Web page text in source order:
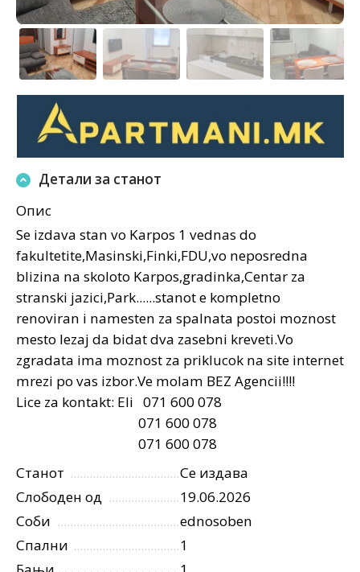
Детали за станот
Опис
Se izdava stan vo Karpos 1 vednas do
fakultetite,Masinski,Finki,FDU,vo neposredna
blizina na skoloto Karpos,gradinka,Centar za
stranski jazici,Park......stanot e kompletno
renoviran i namesten za spalnata postoi moznost
mesto lezaj da bidat dva zasebni kreveti.Vo
zgradata ima moznost za priklucok na site internet
mrezi po vas izbor.Ve molam BEZ Agencii!!!!
Lice za kontakt: Eli 071 600 078
071 600 078
071 600 078
Станот
Се издава
Слободен од
19.06.2026
Соби
ednosoben
Спални
1